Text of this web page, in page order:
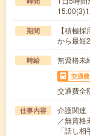
期間
【積極
から最短
時給 無資格
交通費
交通費全
仕事内容
介護関連
／無資格
「話し